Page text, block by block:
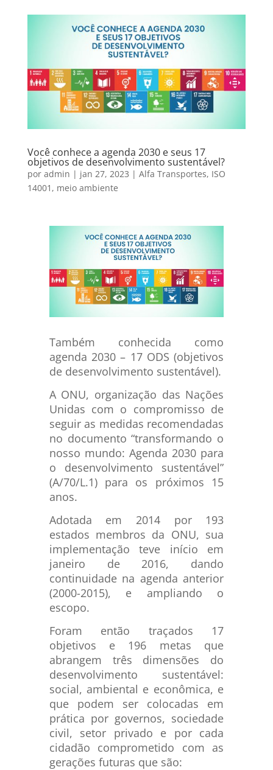
Você conhece a agenda 2030 e seus 17
objetivos de desenvolvimento sustentável?
por admin | jan 27, 2023 | Alfa Transportes, ISO
14001 , meio ambiente
Também conhecida como
agenda 2030 – 17 ODS (objetivos
de desenvolvimento sustentável).
A ONU, organização das Nações
Unidas com o compromisso de
seguir as medidas recomendadas
no documento “transformando o
nosso mundo: Agenda 2030 para
o desenvolvimento sustentável”
(A/70/L.1) para os próximos 15
anos.
Adotada em 2014 por 193
estados membros da ONU, sua
implementação teve início em
janeiro de 2016, dando
continuidade na agenda anterior
(2000-2015), e ampliando o
escopo.
Foram então traçados 17
objetivos e 196 metas que
abrangem três dimensões do
desenvolvimento sustentável:
social, ambiental e econômica, e
que podem ser colocadas em
prática por governos, sociedade
civil, setor privado e por cada
cidadão comprometido com as
gerações futuras que são: